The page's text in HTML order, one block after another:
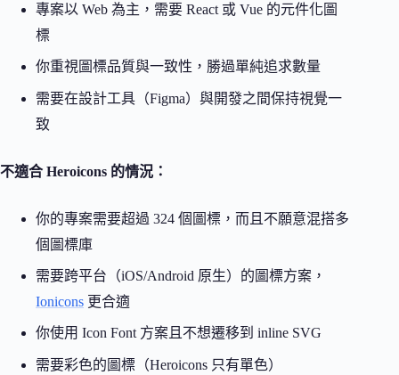
專案以 Web 為主，需要 React 或 Vue 的元件化圖
標
你重視圖標品質與一致性，勝過單純追求數量
需要在設計工具（Figma）與開發之間保持視覺一
致
不適合 Heroicons 的情況：
你的專案需要超過 324 個圖標，而且不願意混搭多
個圖標庫
需要跨平台（iOS/Android 原生）的圖標方案，
Ionicons 更合適
你使用 Icon Font 方案且不想遷移到 inline SVG
需要彩色的圖標（Heroicons 只有單色）